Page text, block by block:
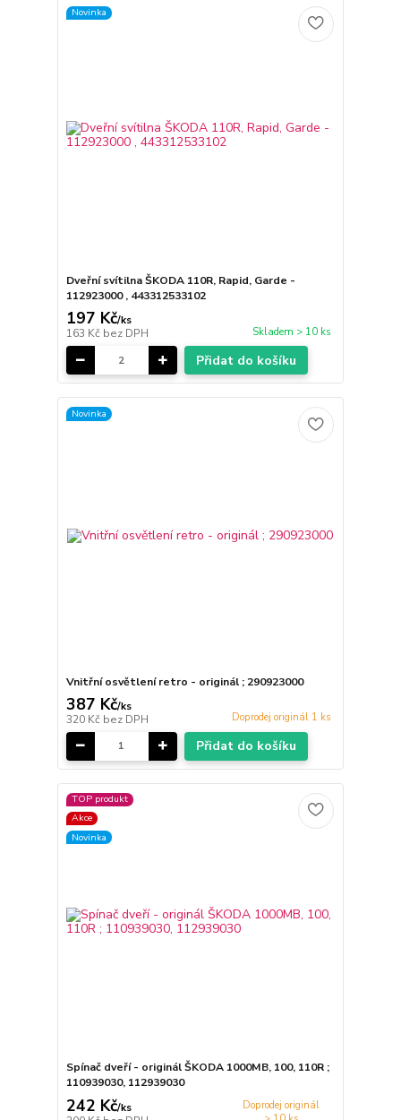
Novinka
Dveřní svítilna ŠKODA 110R, Rapid, Garde -
112923000 , 443312533102
197 Kč/ks
163 Kč bez DPH Skladem > 10 ks
Přidat do košíku
Novinka
Vnitřní osvětlení retro - originál ; 290923000
387 Kč/ks
320 Kč bez DPH Doprodej originál 1 ks
Přidat do košíku
TOP produkt
Akce
Novinka
Spínač dveří - originál ŠKODA 1000MB, 100, 110R ;
110939030, 112939030
242 Kč/ks
Doprodej originál